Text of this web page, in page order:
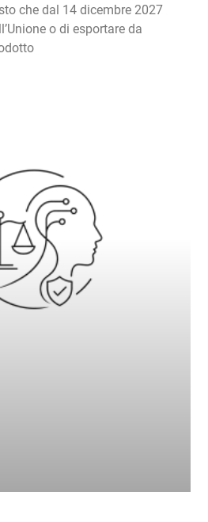
che dal 14 dicembre 2027
o di esportare da